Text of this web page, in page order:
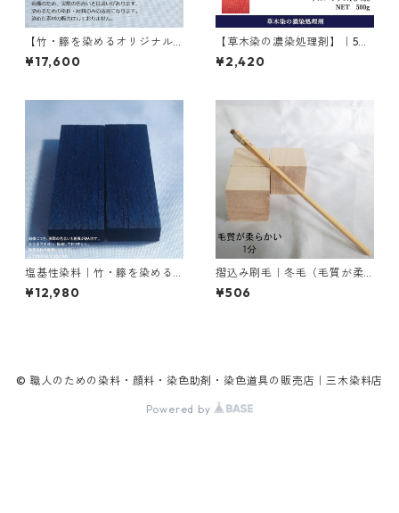
【竹・籐を染めるオリジナル
染料】｜1kg｜ミキセットファ
ストブロンＧＲ（こげ茶色）
¥17,600
【草木染の濃染処理剤】｜50
0g｜ソルバックスPSー900
¥2,420
塩基性染料｜竹・籐を染める
｜500g｜塩基性ブラック（黒
色系）
¥12,980
摺込み刷毛｜冬毛（毛質が柔
らかい）1分
¥506
© 職人のための染料・顔料・染色助剤・染色道具の販売店｜三木染料店
Powered by